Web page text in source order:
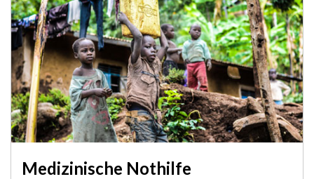
Medizinische Nothilfe